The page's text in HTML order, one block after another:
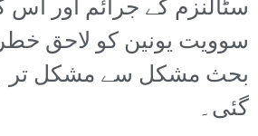
سٹالنزم کے جرائم اور
سوویت یونین کو لاحق
بحث مشکل سے مشکل تر
گئی۔